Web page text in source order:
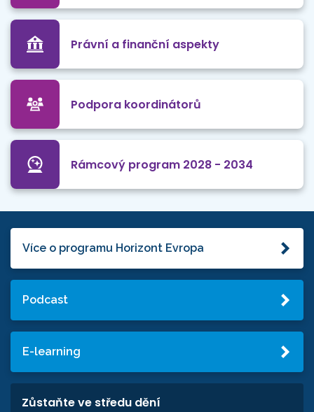
Právní a finanční aspekty
Podpora koordinátorů
Rámcový program 2028 - 2034
Více o programu Horizont Evropa
Podcast
E-learning
Zůstaňte ve středu dění